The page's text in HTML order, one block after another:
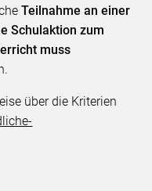
Teilnahme an einer
Schulaktion zum
muss
über die Kriterien